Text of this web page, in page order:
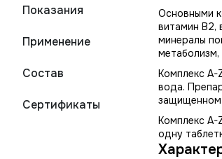
Показания
Применение
Состав
Сертификаты
Основными
витамин В2,
минералы
Комплекс A-
вода.
защищенном
Комплекс A-
одну